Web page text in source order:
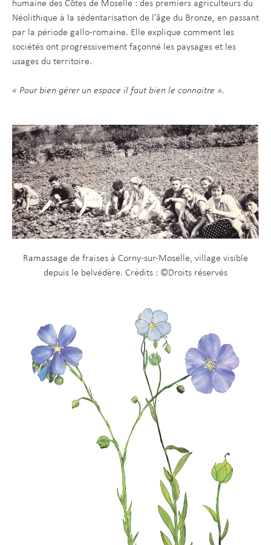
humaine des Côtes de Moselle : des premiers agriculteurs du
Néolithique à la sédentarisation de l’âge du Bronze, en passant
par la période gallo-romaine. Elle explique comment les
sociétés ont progressivement façonné les paysages et les
usages du territoire.
« Pour bien gérer un espace il faut bien le connaitre ».
Ramassage de fraises à Corny-sur-Moselle, village visible
depuis le belvédère. Crédits : ©Droits réservés